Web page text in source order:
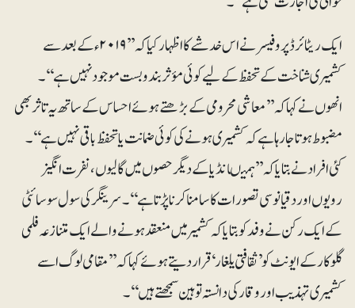
ایک ریٹائرڈ پروفیسر نے اس خدشے کا اظہار کیا کہ ’’ ۲۰۱۹ء کے بعد سے
کشمیری شناخت کے تحفظ کے لیے کوئی مؤثر بندوبست موجود نہیں ہے‘‘۔
انھوں نے کہا کہ ’’معاشی محرومی کے بڑھتے ہوئے احساس کے ساتھ یہ تاثر بھی
مضبوط ہوتا جا رہا ہے کہ کشمیری ہونے کی کوئی ضمانت یا تحفظ باقی نہیں ہے‘‘۔
کئی افراد نے بتایا کہ ’’ہمیںانڈیا کے دیگر حصوں میں گالیوں، نفرت انگیز
رویوں اور دقیانوسی تصورات کا سامنا کرنا پڑتا ہے‘‘۔سرینگر کی سول سوسائٹی
کے ایک رکن نے وفد کو بتایا کہ کشمیر میں منعقد ہونے والے ایک متنازعہ فلمی
گلوکار کے ایونٹ کو ’ثقافتی یلغار‘ قرار دیتے ہوئے کہا کہ ’’مقامی لوگ اسے
کشمیری تہذیب اور وقار کی دانستہ توہین سمجھتے ہیں‘‘۔